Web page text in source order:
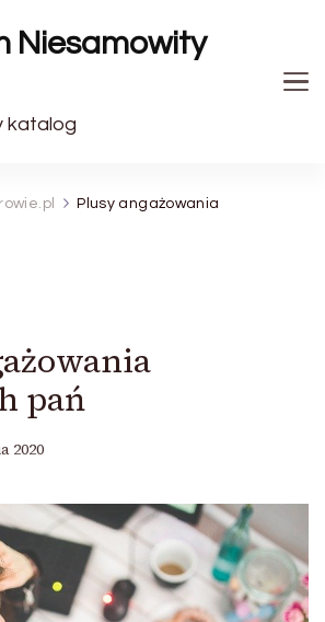
Niesamowity
katalog
Plusy angażowania
pań
2020